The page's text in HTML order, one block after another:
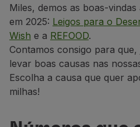
Club TAP Miles&Go
Promoções e Ofertas
Central de ajuda
Perguntas frequentes
Pedidos e reclamações
Contactos
Informações úteis
Fatura online
Miles, demos as boas-
em 2025: Leigos para o
Wish e a REFOOD.
Contamos consigo para
levar boas causas nas
Escolha a causa que quer
milhas!